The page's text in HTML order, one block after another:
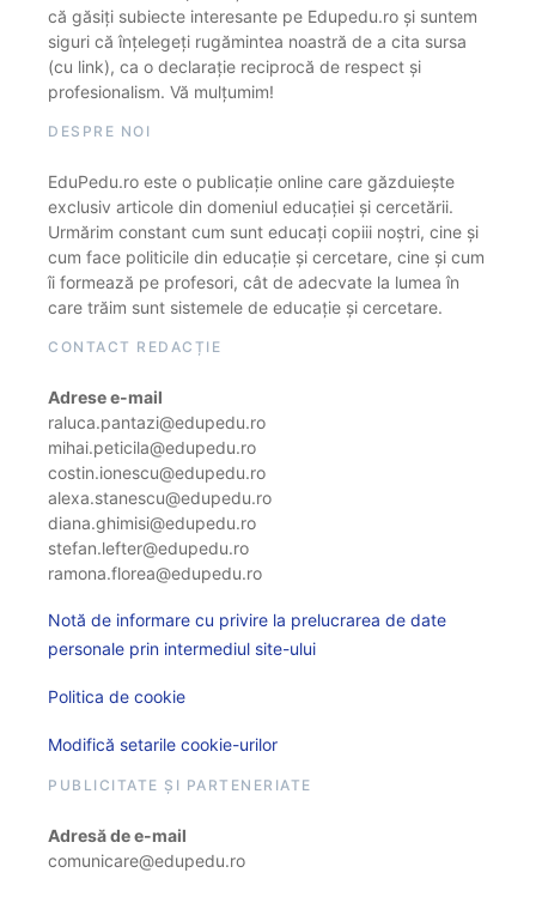
că găsiți subiecte interesante pe Edupedu.ro și suntem
siguri că înțelegeți rugămintea noastră de a cita sursa
(cu link), ca o declarație reciprocă de respect și
profesionalism. Vă mulțumim!
DESPRE NOI
EduPedu.ro este o publicație online care găzduiește
exclusiv articole din domeniul educației și cercetării.
Urmărim constant cum sunt educați copiii noștri, cine și
cum face politicile din educație și cercetare, cine și cum
îi formează pe profesori, cât de adecvate la lumea în
care trăim sunt sistemele de educație și cercetare.
CONTACT REDACȚIE
Adrese e-mail
raluca.pantazi@edupedu.ro
mihai.peticila@edupedu.ro
costin.ionescu@edupedu.ro
alexa.stanescu@edupedu.ro
diana.ghimisi@edupedu.ro
stefan.lefter@edupedu.ro
ramona.florea@edupedu.ro
Notă de informare cu privire la prelucrarea de date
personale prin intermediul site-ului
Politica de cookie
Modifică setarile cookie-urilor
PUBLICITATE ȘI PARTENERIATE
Adresă de e-mail
comunicare@edupedu.ro